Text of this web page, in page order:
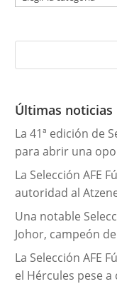
g
r
a
s
Últimas noticias
La 41ª edición de
para abrir una
La Selección AFE
autoridad al
Una notable
Johor, campeón
La Selección AFE
el Hércules pese